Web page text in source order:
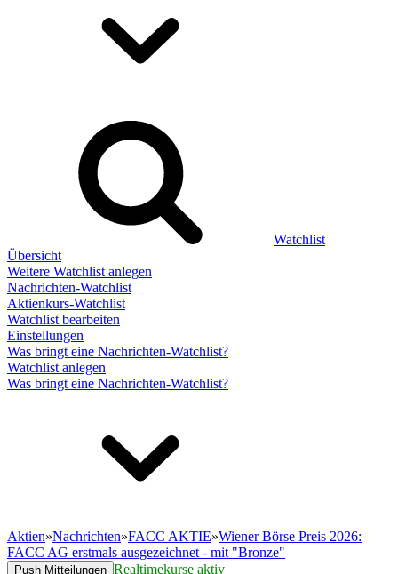
Watchlist
Übersicht
Weitere Watchlist anlegen
Nachrichten-Watchlist
Aktienkurs-Watchlist
Watchlist bearbeiten
Einstellungen
Was bringt eine Nachrichten-Watchlist?
Watchlist anlegen
Was bringt eine Nachrichten-Watchlist?
Aktien»Nachrichten»FACC AKTIE»Wiener Börse Preis 2026:
FACC AG erstmals ausgezeichnet - mit "Bronze"
Push Mitteilungen Realtimekurse aktiv